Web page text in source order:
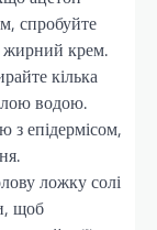
спробуйте
жирний крем.
кілька
водою.
з епідермісом,
ложку солі
щоб